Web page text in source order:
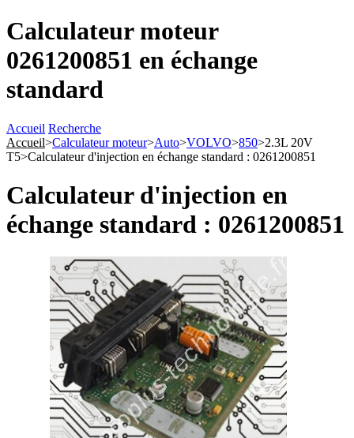
Calculateur moteur
0261200851 en échange
standard
Accueil Recherche
Accueil>Calculateur moteur>Auto>VOLVO>850>2.3L 20V
T5>Calculateur d'injection en échange standard : 0261200851
Calculateur d'injection en
échange standard : 0261200851